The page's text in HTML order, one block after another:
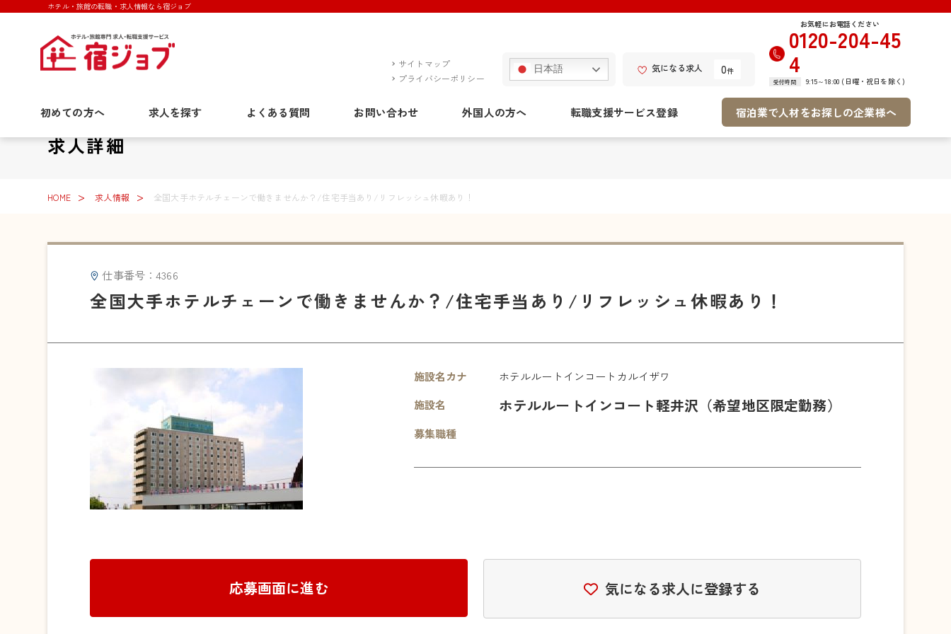
ホテル・旅館の転職・求人情報なら宿ジョブ
サイトマップ
プライバシーポリシー
日本語 気になる求人 0件
お気軽にお電話ください
0120-204-45
4
受付時間 9:15～18:00 (日曜・祝日を除く)
初めての方へ 求人を探す よくある質問 お問い合わせ 外国人の方へ 転職支援サービス登録 宿泊業で人材をお探しの企業様へ
求人詳細
HOME 求人情報 全国大手ホテルチェーンで働きませんか？/住宅手当あり/リフレッシュ休暇あり！
仕事番号：4366
全国大手ホテルチェーンで働きませんか？/住宅手当あり/リフレッシュ休暇あり！
施設名カナ
ホテルルートインコートカルイザワ
施設名
ホテルルートインコート軽井沢（希望地区限定勤務）
募集職種
応募画面に進む 気になる求人に登録する